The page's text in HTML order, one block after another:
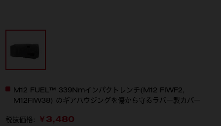
M12 FUEL™ 339Nmインパクトレンチ(M12 FIWF2,
M12FIW38) のギアハウジングを傷から守るラバー製カバー
税抜価格: ￥3,480